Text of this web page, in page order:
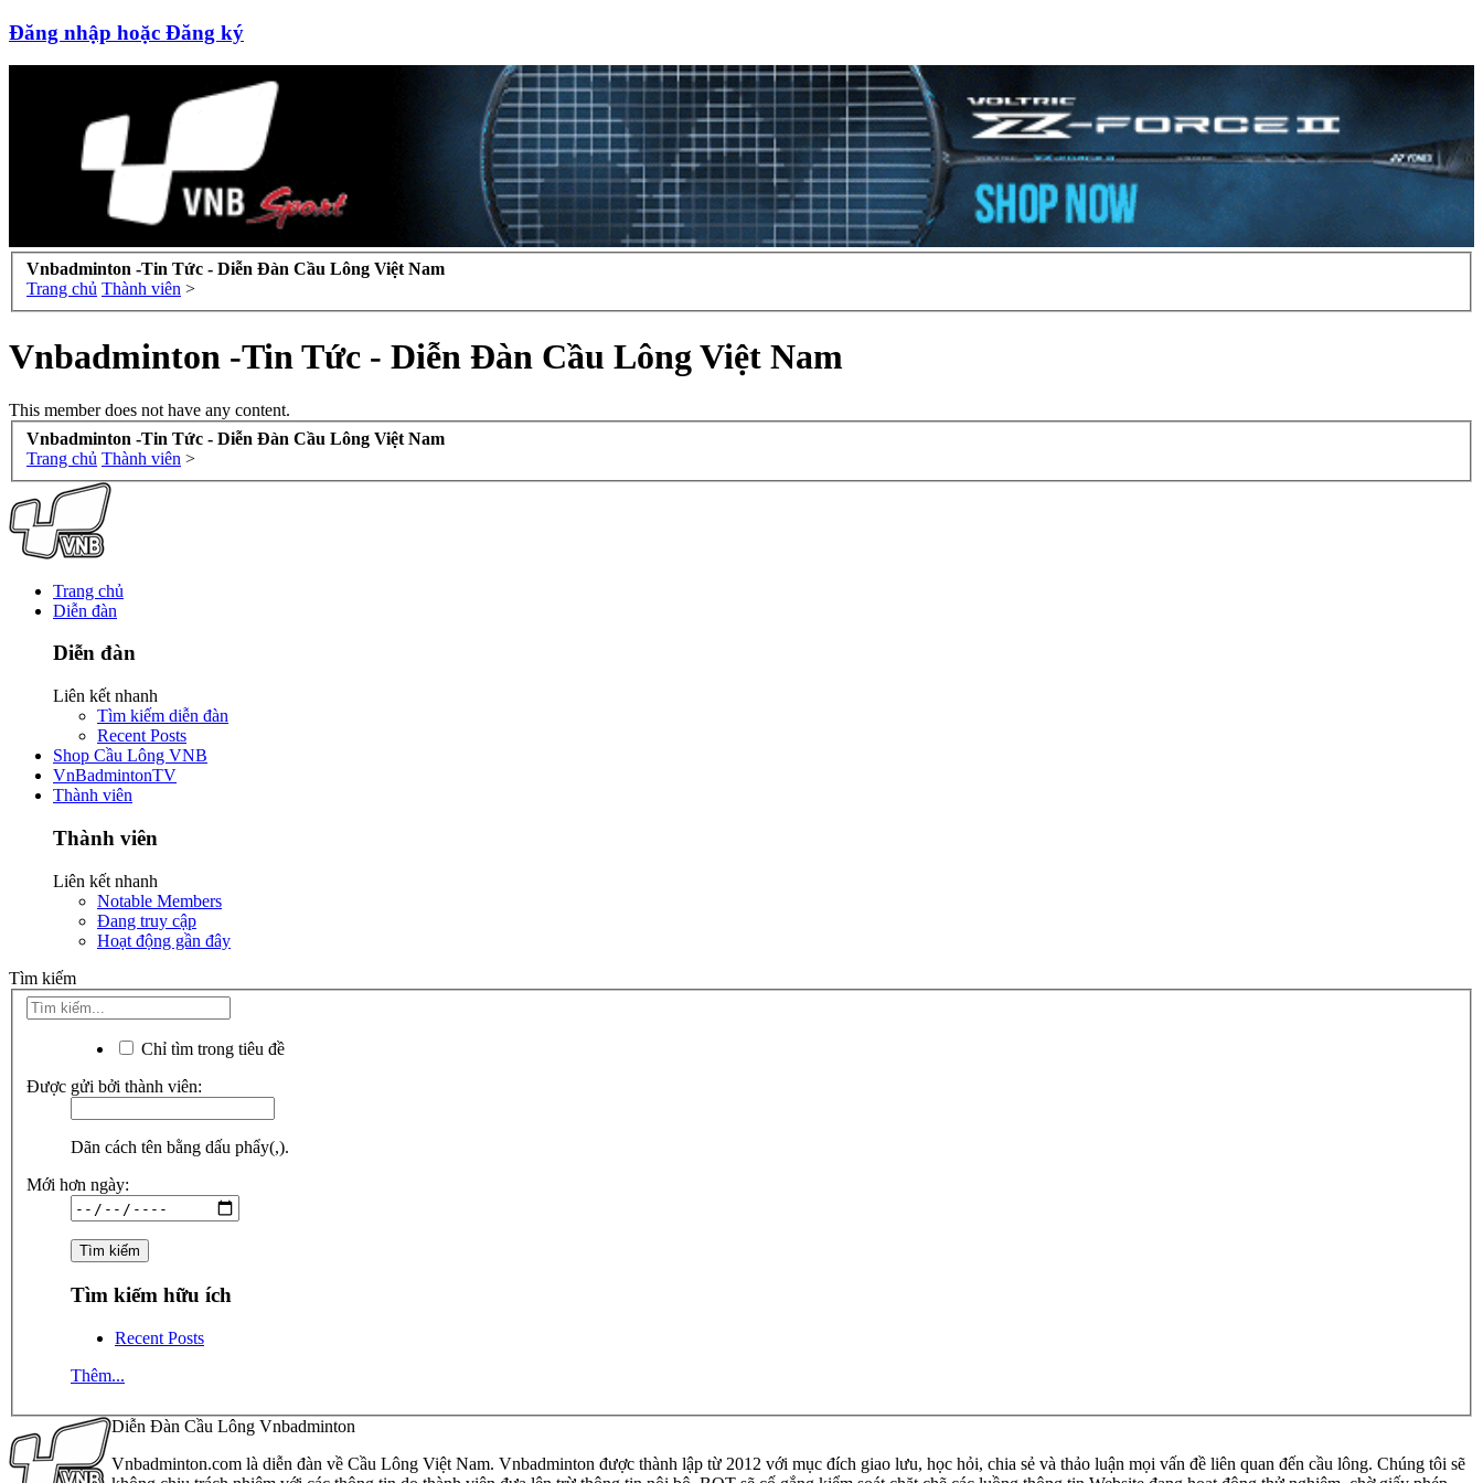
Đăng nhập hoặc Đăng ký
Vnbadminton -Tin Tức - Diễn Đàn Cầu Lông Việt Nam
Trang chủ Thành viên >
Vnbadminton -Tin Tức - Diễn Đàn Cầu Lông Việt Nam
This member does not have any content.
Vnbadminton -Tin Tức - Diễn Đàn Cầu Lông Việt Nam
Trang chủ Thành viên >
Trang chủ
Diễn đàn
Diễn đàn
Liên kết nhanh
Tìm kiếm diễn đàn
Recent Posts
Shop Cầu Lông VNB
VnBadmintonTV
Thành viên
Thành viên
Liên kết nhanh
Notable Members
Đang truy cập
Hoạt động gần đây
Tìm kiếm
Chỉ tìm trong tiêu đề
Được gửi bởi thành viên:
Dãn cách tên bằng dấu phẩy(,).
Mới hơn ngày:
Tìm kiếm hữu ích
Recent Posts
Thêm...
Diễn Đàn Cầu Lông Vnbadminton
Vnbadminton.com là diễn đàn về Cầu Lông Việt Nam. Vnbadminton được thành lập từ 2012 với mục đích giao lưu, học hỏi, chia sẻ và thảo luận mọi vấn đề liên quan đến cầu lông. Chúng tôi sẽ